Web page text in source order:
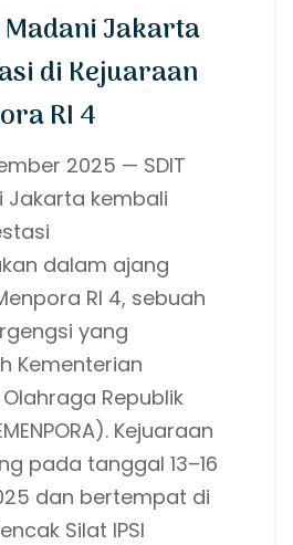
Madani Jakarta
di Kejuaraan
RI 4
2025 — SDIT
Jakarta kembali
dalam ajang
RI 4, sebuah
yang
Kementerian
Republik
Kejuaraan
pada tanggal 13–16
dan bertempat di
Silat IPSI